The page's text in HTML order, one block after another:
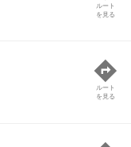
ルート
を見る
ルート
を見る